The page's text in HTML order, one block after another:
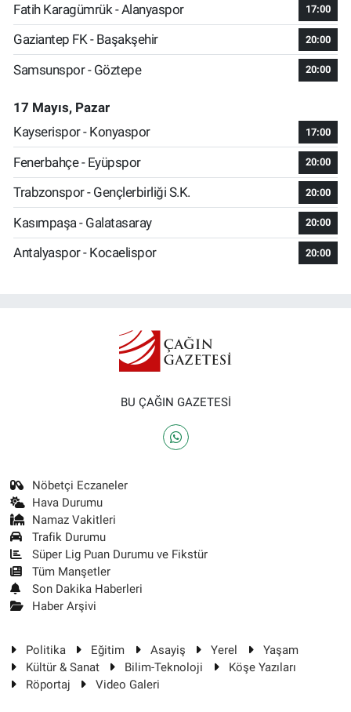
Fatih Karagümrük - Alanyaspor
17:00
Gaziantep FK - Başakşehir 20:00
Samsunspor - Göztepe 20:00
17 Mayıs, Pazar
Kayserispor - Konyaspor
17:00
Fenerbahçe - Eyüpspor 20:00
Trabzonspor - Gençlerbirliği S.K. 20:00
Kasımpaşa - Galatasaray 20:00
Antalyaspor - Kocaelispor 20:00
BU ÇAĞIN GAZETESİ
Nöbetçi Eczaneler
Hava Durumu
Namaz Vakitleri
Trafik Durumu
Süper Lig Puan Durumu ve Fikstür
Tüm Manşetler
Son Dakika Haberleri
Haber Arşivi
Politika Eğitim Asayiş Yerel
Yaşam
Kültür & Sanat
Bilim-Teknoloji
Köşe Yazıları
Röportaj
Video Galeri